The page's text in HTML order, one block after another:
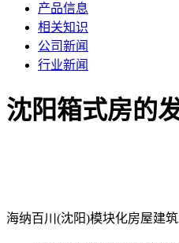
产品信息
相关知识
公司新闻
行业新闻
沈阳箱式房的
海纳百川(沈阳)模块化房屋建